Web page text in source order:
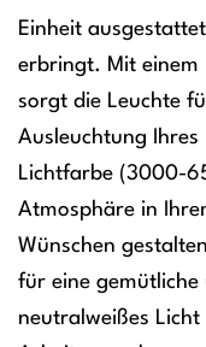
Einheit
erbringt. Mit einem
sorgt die Leuchte
Ausleuchtung Ihres
Lichtfarbe (3000-
Atmosphäre in
Wünschen
für eine gemütliche
neutralweißes